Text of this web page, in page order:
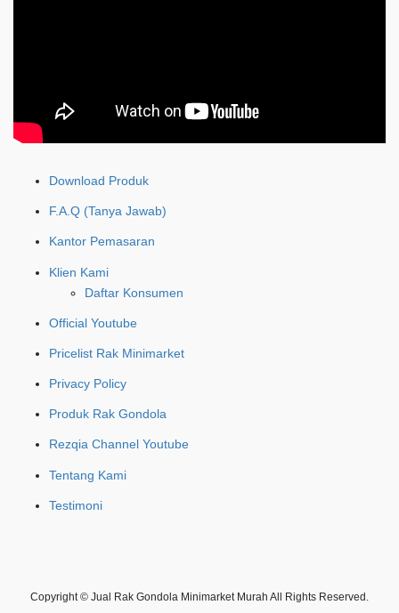
Download Produk
F.A.Q (Tanya Jawab)
Kantor Pemasaran
Klien Kami
Daftar Konsumen
Official Youtube
Pricelist Rak Minimarket
Privacy Policy
Produk Rak Gondola
Rezqia Channel Youtube
Tentang Kami
Testimoni
Copyright © Jual Rak Gondola Minimarket Murah All Rights Reserved.